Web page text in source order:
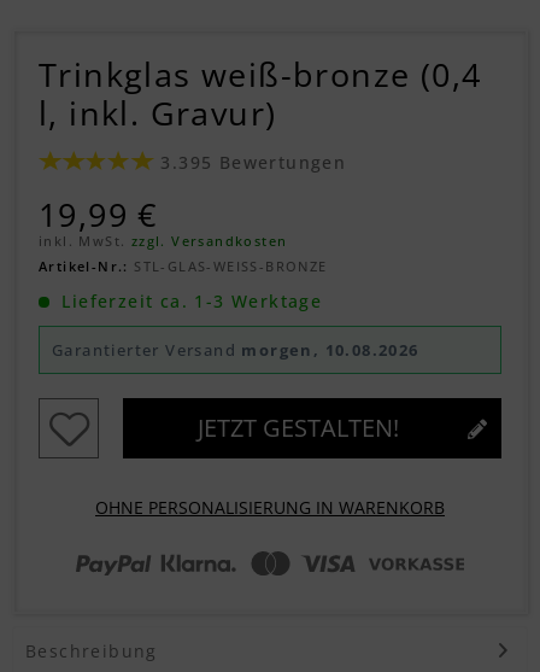
Trinkglas weiß-bronze (0,4
l, inkl. Gravur)
3.395 Bewertungen
19,99 €
inkl. MwSt. zzgl. Versandkosten
Artikel-Nr.: STL-GLAS-WEISS-BRONZE
Lieferzeit ca. 1-3 Werktage
Garantierter Versand morgen, 10.08.2026
JETZT GESTALTEN!
OHNE PERSONALISIERUNG IN WARENKORB
Beschreibung